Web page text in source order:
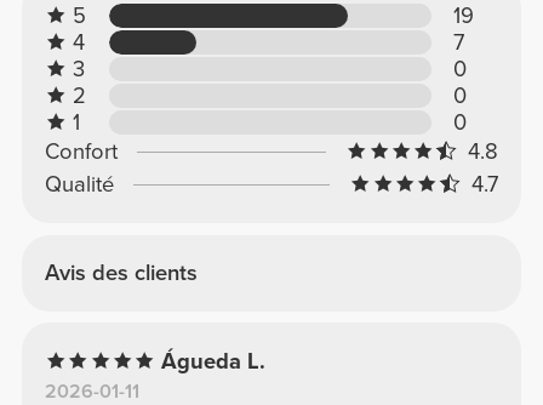
5
19
4
7
3
0
2
0
1
0
Confort
4.8
Qualité
4.7
Avis des clients
Águeda L.
2026-01-11